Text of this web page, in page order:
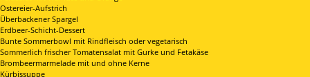
Ostereier-Aufstrich
Überbackener Spargel
Erdbeer-Schicht-Dessert
Bunte Sommerbowl mit Rindfleisch oder vegetarisch
Sommerlich frischer Tomatensalat mit Gurke und Fetakäse
Brombeermarmelade mit und ohne Kerne
Kürbissuppe